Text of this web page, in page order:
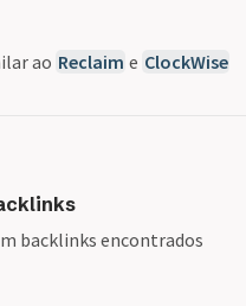
ao Reclaim e ClockWise
backlinks encontrados